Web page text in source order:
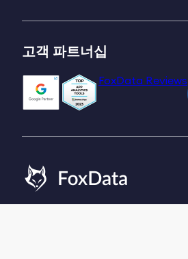
고객 파트너십
FoxData Reviews